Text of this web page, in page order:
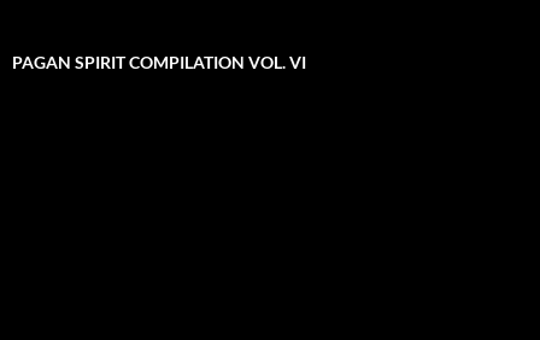
PAGAN SPIRIT COMPILATION VOL. VI